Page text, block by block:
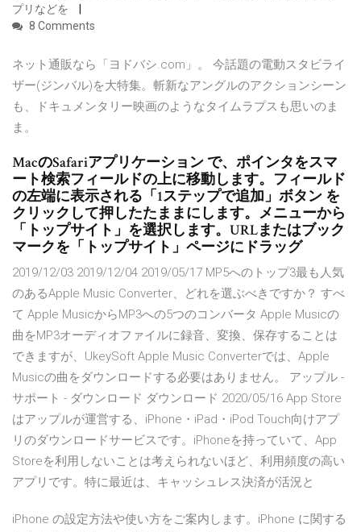
プリなどを
8 Comments
ネット通販なら「ヨドバシ.com」。 今話題の電動スタビライ
ザー(ジンバル)を大特集。斬新なアングルのアクションシーン
も、ドキュメンタリー映画のようなタイムラプスも思いのま
ま。
MacのSafariアプリケーション で、ポインタをスマ
ート検索フィールドの上に移動します。フィールド
の左端に表示される「1ステップで追加」ボタン を
クリックして押したたままにします。メニューから
「トップサイト」を選択します。URLまたはブック
マークを「トップサイト」ページにドラッグ
2019/12/03 2019/12/04 2019/05/17 MP5へのトップ3最も人気
のあるApple Music Converter、どれを選ぶべきですか？ すべ
て Apple MusicからMP3への5つのコンバータ Apple Musicの
曲をMP3オーディオファイルに録音、変換、保存することは
できますが、UkeySoft Apple Music Converterでは、Apple
Musicの曲をダウンロードする必要はありません。 アップル -
サポート - ダウンロード ダウンロード 2020/05/16 App Store
はアップルが運営する、iPhone・iPad・iPod Touch向けアプ
リのダウンロードサービスです。iPhoneを持っていて、App
Storeを利用しないことは考えられないほど、利用頻度の高い
アプリです。特に最近は、キャッシュレス決済が活況と
iPhone の設定方法や使い方をご案内します。iPhone に関する